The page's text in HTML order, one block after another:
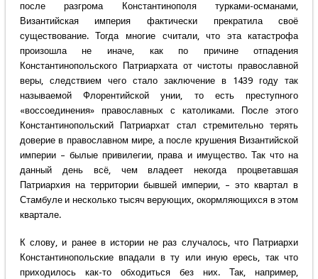
после разгрома Константинополя турками-османами,
Византийская империя фактически прекратила своё
существование. Тогда многие считали, что эта катастрофа
произошла не иначе, как по причине отпадения
Константинопольского Патриархата от чистоты православной
веры, следствием чего стало заключение в 1439 году так
называемой Флорентийской унии, то есть преступного
«воссоединения» православных с католиками. После этого
Константинопольский Патриархат стал стремительно терять
доверие в православном мире, а после крушения Византийской
империи – былые привилегии, права и имущество. Так что на
данный день всё, чем владеет некогда процветавшая
Патриархия на территории бывшей империи, – это квартал в
Стамбуле и несколько тысяч верующих, окормляющихся в этом
квартале.
К слову, и ранее в истории не раз случалось, что Патриархи
Константинопольские впадали в ту или иную ересь, так что
приходилось как-то обходиться без них. Так, например,